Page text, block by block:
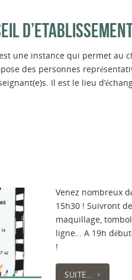
une instance qui permet au
des personnes
Il est le lieu
Venez nombreux
15h30 ! Suivront
maquillage,
ligne… A 19h
!
SUITE…